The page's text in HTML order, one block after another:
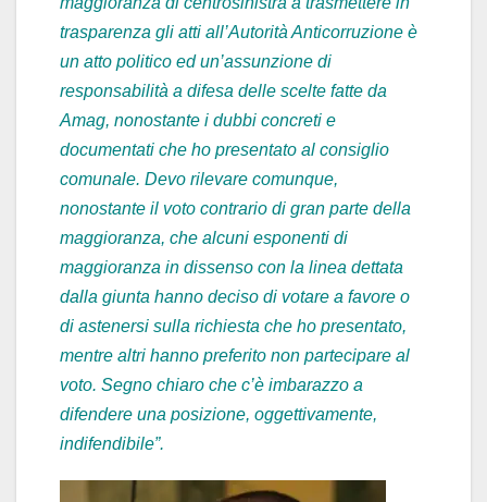
trasparenza gli atti all’Autorità Anticorruzione è
un atto politico ed un’assunzione di
responsabilità a difesa delle scelte fatte da
Amag, nonostante i dubbi concreti e
documentati che ho presentato al consiglio
comunale. Devo rilevare comunque,
nonostante il voto contrario di gran parte della
maggioranza, che alcuni esponenti di
maggioranza in dissenso con la linea dettata
dalla giunta hanno deciso di votare a favore o
di astenersi sulla richiesta che ho presentato,
mentre altri hanno preferito non partecipare al
voto. Segno chiaro che c’è imbarazzo a
difendere una posizione, oggettivamente,
indifendibile”.